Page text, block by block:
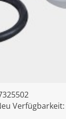
Verfügbarkeit: